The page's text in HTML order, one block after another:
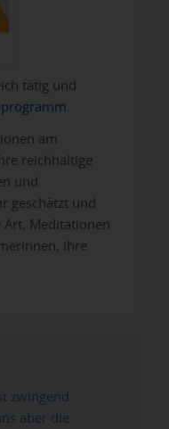
tätig und
am
reichhaltige
und
geschätzt und
Meditationen
ihre
zwingend
aber die